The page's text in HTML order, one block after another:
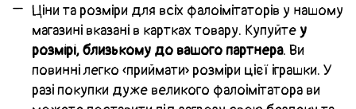
Ціни та розміри для всіх фалоімітаторів у нашому
магазині вказані в картках товару. Купуйте у
розмірі, близькому до вашого партнера. Ви
повинні легко «приймати» розміри цієї іграшки. У
разі покупки дуже великого фалоімітатора ви